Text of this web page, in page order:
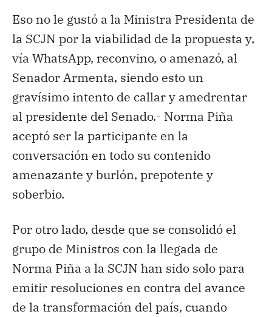
Eso no le gustó a la Ministra Presidenta de
la SCJN por la viabilidad de la propuesta y,
vía WhatsApp, reconvino, o amenazó, al
Senador Armenta, siendo esto un
gravísimo intento de callar y amedrentar
al presidente del Senado.- Norma Piña
aceptó ser la participante en la
conversación en todo su contenido
amenazante y burlón, prepotente y
soberbio.
Por otro lado, desde que se consolidó el
grupo de Ministros con la llegada de
Norma Piña a la SCJN han sido solo para
emitir resoluciones en contra del avance
de la transformación del país, cuando